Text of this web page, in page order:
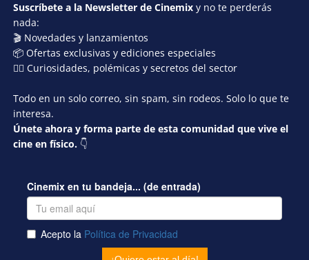
Suscríbete a la Newsletter de Cinemix y no te perderás
nada:
🎬 Novedades y lanzamientos
📦 Ofertas exclusivas y ediciones especiales
🕵️‍♂️ Curiosidades, polémicas y secretos del sector
Todo en un solo correo, sin spam, sin rodeos. Solo lo que te
interesa.
Únete ahora y forma parte de esta comunidad que vive el
cine en físico. 👇